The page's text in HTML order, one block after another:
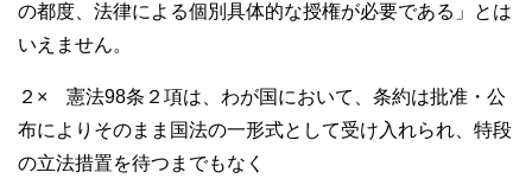
の都度、法律による個別具体的な授権が必要である」とは
いえません。
２× 憲法98条２項は、わが国において、条約は批准・公
布によりそのまま国法の一形式として受け入れられ、特段
の立法措置を待つまでもなく